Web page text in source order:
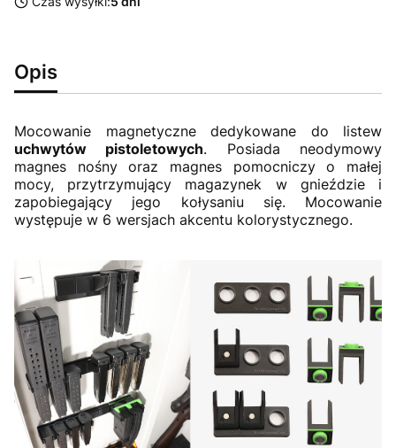
Opis
Mocowanie magnetyczne dedykowane do listew
uchwytów pistoletowych. Posiada neodymowy
magnes nośny oraz magnes pomocniczy o małej
mocy, przytrzymujący magazynek w gnieździe i
zapobiegający jego kołysaniu się. Mocowanie
występuje w 6 wersjach akcentu kolorystycznego.